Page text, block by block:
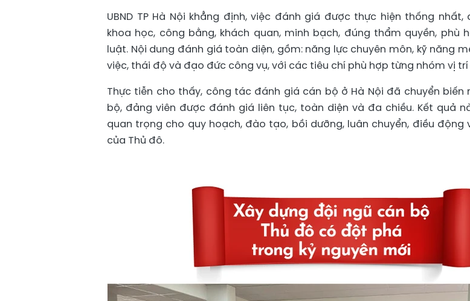
UBND TP Hà Nội khẳng định, việc đánh giá được thực hiện thống
khoa học, công bằng, khách quan, minh bạch, đúng thẩm quyền, phù
luật. Nội dung đánh giá toàn diện, gồm: năng lực chuyên môn, kỹ năng
việc, thái độ và đạo đức công vụ, với các tiêu chí phù hợp từng nhóm vị
Thực tiễn cho thấy, công tác đánh giá cán bộ ở Hà Nội đã chuyển biến
bộ, đảng viên được đánh giá liên tục, toàn diện và đa chiều. Kết quả
quan trọng cho quy hoạch, đào tạo, bồi dưỡng, luân chuyển, điều động
của Thủ đô.